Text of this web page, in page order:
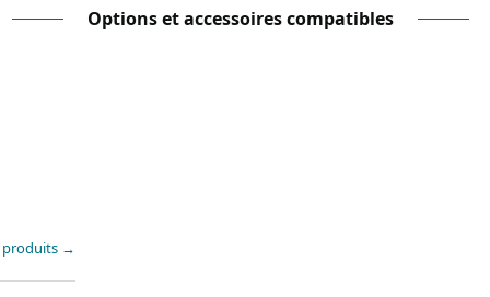
Options et accessoires compatibles
produits →